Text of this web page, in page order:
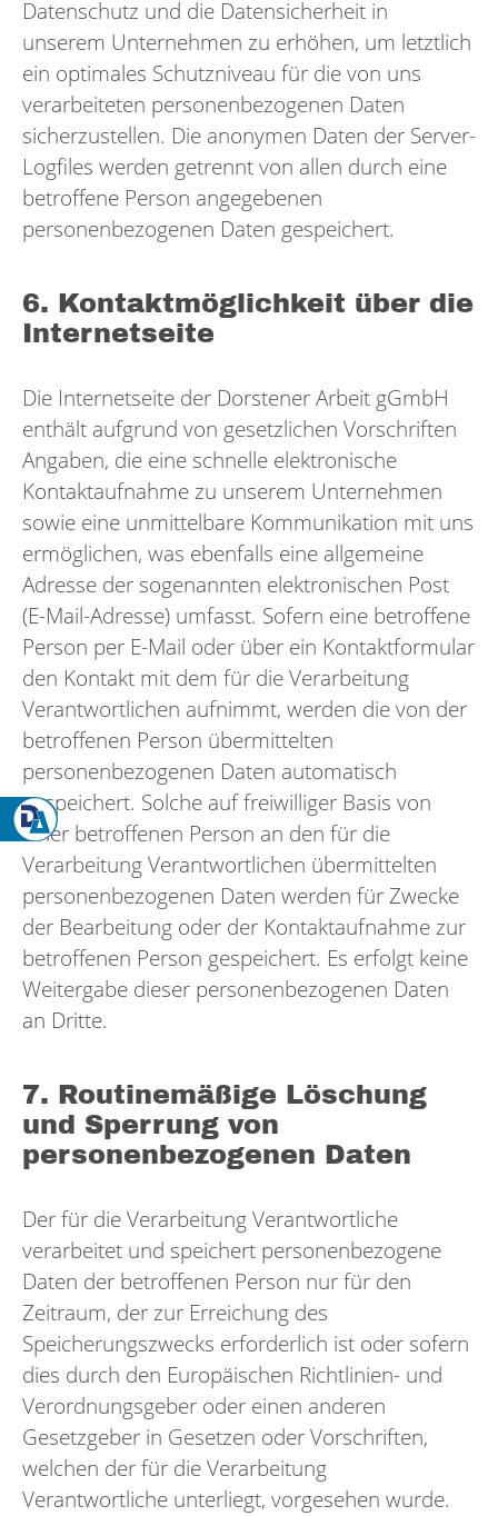
Datenschutz und die Datensicherheit in
unserem Unternehmen zu erhöhen, um letztlich
ein optimales Schutzniveau für die von uns
verarbeiteten personenbezogenen Daten
sicherzustellen. Die anonymen Daten der Server-
Logfiles werden getrennt von allen durch eine
betroffene Person angegebenen
personenbezogenen Daten gespeichert.
6. Kontaktmöglichkeit über die
Internetseite
Die Internetseite der Dorstener Arbeit gGmbH
enthält aufgrund von gesetzlichen Vorschriften
Angaben, die eine schnelle elektronische
Kontaktaufnahme zu unserem Unternehmen
sowie eine unmittelbare Kommunikation mit uns
ermöglichen, was ebenfalls eine allgemeine
Adresse der sogenannten elektronischen Post
(E-Mail-Adresse) umfasst. Sofern eine betroffene
Person per E-Mail oder über ein Kontaktformular
den Kontakt mit dem für die Verarbeitung
Verantwortlichen aufnimmt, werden die von der
betroffenen Person übermittelten
personenbezogenen Daten automatisch
gespeichert. Solche auf freiwilliger Basis von
einer betroffenen Person an den für die
Verarbeitung Verantwortlichen übermittelten
personenbezogenen Daten werden für Zwecke
der Bearbeitung oder der Kontaktaufnahme zur
betroffenen Person gespeichert. Es erfolgt keine
Weitergabe dieser personenbezogenen Daten
an Dritte.
7. Routinemäßige Löschung
und Sperrung von
personenbezogenen Daten
Der für die Verarbeitung Verantwortliche
verarbeitet und speichert personenbezogene
Daten der betroffenen Person nur für den
Zeitraum, der zur Erreichung des
Speicherungszwecks erforderlich ist oder sofern
dies durch den Europäischen Richtlinien- und
Verordnungsgeber oder einen anderen
Gesetzgeber in Gesetzen oder Vorschriften,
welchen der für die Verarbeitung
Verantwortliche unterliegt, vorgesehen wurde.